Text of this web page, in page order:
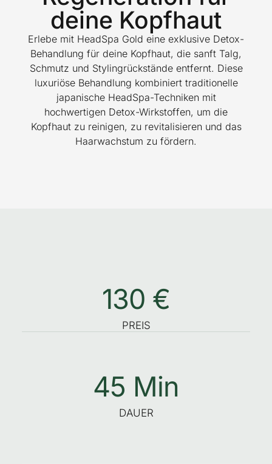
deine Kopfhaut
Erlebe mit HeadSpa Gold eine exklusive Detox-
Behandlung für deine Kopfhaut, die sanft Talg,
Schmutz und Stylingrückstände entfernt. Diese
luxuriöse Behandlung kombiniert traditionelle
japanische HeadSpa-Techniken mit
hochwertigen Detox-Wirkstoffen, um die
Kopfhaut zu reinigen, zu revitalisieren und das
Haarwachstum zu fördern.
PREIS
130 €
DAUER
45 Min